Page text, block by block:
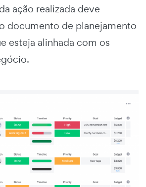
ação realizada deve
documento de planejamento
esteja alinhada com os